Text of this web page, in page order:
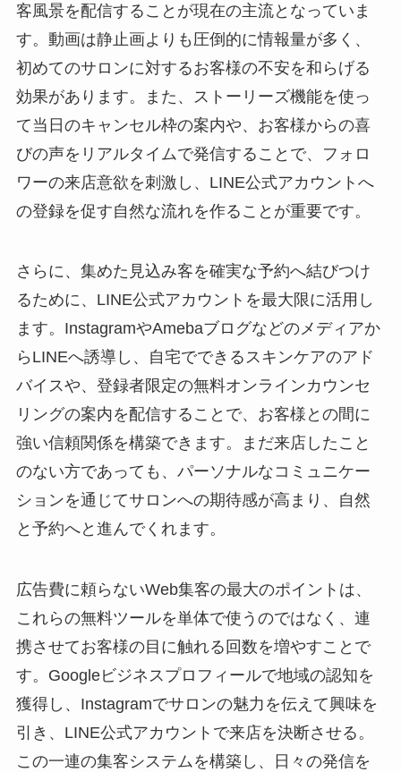
客風景を配信することが現在の主流となっていま
す。動画は静止画よりも圧倒的に情報量が多く、
初めてのサロンに対するお客様の不安を和らげる
効果があります。また、ストーリーズ機能を使っ
て当日のキャンセル枠の案内や、お客様からの喜
びの声をリアルタイムで発信することで、フォロ
ワーの来店意欲を刺激し、LINE公式アカウントへ
の登録を促す自然な流れを作ることが重要です。
さらに、集めた見込み客を確実な予約へ結びつけ
るために、LINE公式アカウントを最大限に活用し
ます。InstagramやAmebaブログなどのメディアか
らLINEへ誘導し、自宅でできるスキンケアのアド
バイスや、登録者限定の無料オンラインカウンセ
リングの案内を配信することで、お客様との間に
強い信頼関係を構築できます。まだ来店したこと
のない方であっても、パーソナルなコミュニケー
ションを通じてサロンへの期待感が高まり、自然
と予約へと進んでくれます。
広告費に頼らないWeb集客の最大のポイントは、
これらの無料ツールを単体で使うのではなく、連
携させてお客様の目に触れる回数を増やすことで
す。Googleビジネスプロフィールで地域の認知を
獲得し、Instagramでサロンの魅力を伝えて興味を
引き、LINE公式アカウントで来店を決断させる。
この一連の集客システムを構築し、日々の発信を